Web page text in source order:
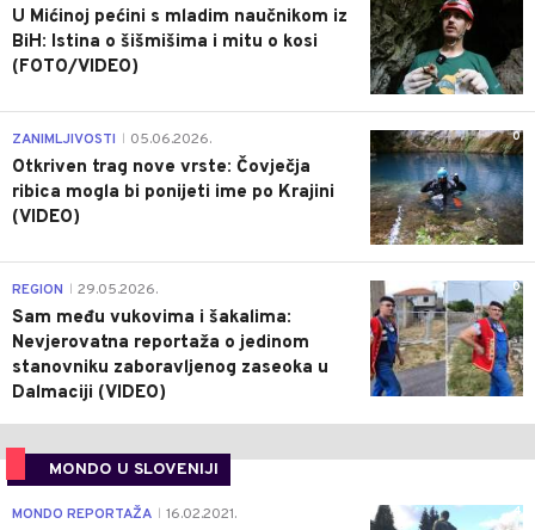
U Mićinoj pećini s mladim naučnikom iz
BiH: Istina o šišmišima i mitu o kosi
(FOTO/VIDEO)
0
ZANIMLJIVOSTI 05.06.2026.
Otkriven trag nove vrste: Čovječja
ribica mogla bi ponijeti ime po Krajini
(VIDEO)
0
REGION 29.05.2026.
Sam među vukovima i šakalima:
Nevjerovatna reportaža o jedinom
stanovniku zaboravljenog zaseoka u
Dalmaciji (VIDEO)
MONDO U SLOVENIJI
4
MONDO REPORTAŽA 16.02.2021.